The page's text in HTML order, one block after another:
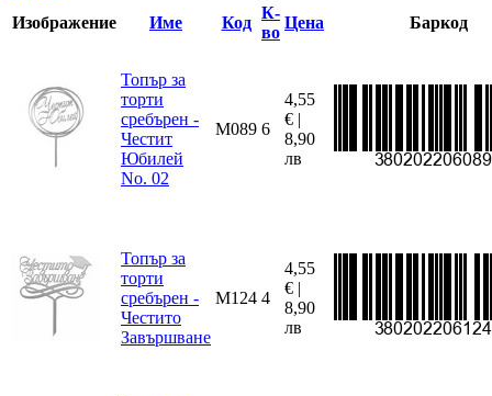
Изображение
Име Код
К-
во
Цена Баркод
Топър за
торти
сребърен -
Честит
Юбилей
No. 02
M089 6
4,55
€ |
8,90
лв
Топър за
торти
сребърен -
Честито
Завършване
M124 4
4,55
€ |
8,90
лв